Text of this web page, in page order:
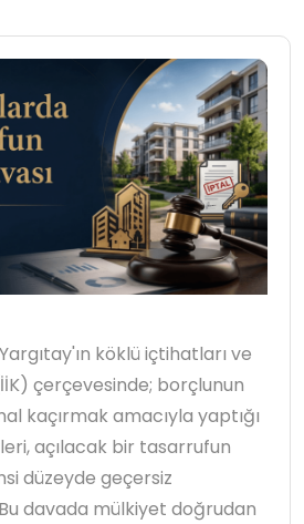
köklü içtihatları ve
çerçevesinde; borçlunun
kaçırmak amacıyla yaptığı
açılacak bir tasarrufun
düzeyde geçersiz
davada mülkiyet doğrudan